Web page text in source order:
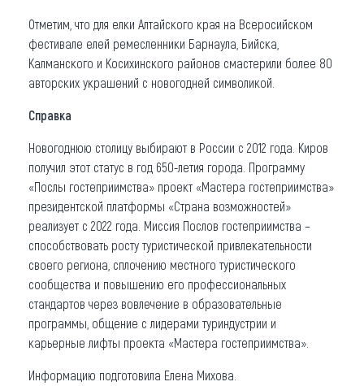
Отметим, что для елки Алтайского края на Всеросийском
фестивале елей ремесленники Барнаула, Бийска,
Калманского и Косихинского районов смастерили более 80
авторских украшений с новогодней символикой.
Справка
Новогоднюю столицу выбирают в России с 2012 года. Киров
получил этот статус в год 650-летия города. Программу
«Послы гостеприимства» проект «Мастера гостеприимства»
президентской платформы «Страна возможностей»
реализует с 2022 года. Миссия Послов гостеприимства –
способствовать росту туристической привлекательности
своего региона, сплочению местного туристического
сообщества и повышению его профессиональных
стандартов через вовлечение в образовательные
программы, общение с лидерами туриндустрии и
карьерные лифты проекта «Мастера гостеприимства».
Информацию подготовила Елена Михова.